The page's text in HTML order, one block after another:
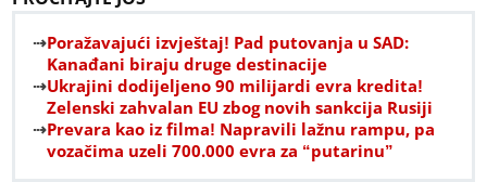
Poražavajući izvještaj! Pad putovanja u SAD:
Kanađani biraju druge destinacije
Ukrajini dodijeljeno 90 milijardi evra kredita!
Zelenski zahvalan EU zbog novih sankcija Rusiji
Prevara kao iz filma! Napravili lažnu rampu, pa
vozačima uzeli 700.000 evra za “putarinu”